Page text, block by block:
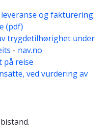
og fakturering
(pdf)
trygdetilhørighet under
- nav.no
på reise
ved vurdering av